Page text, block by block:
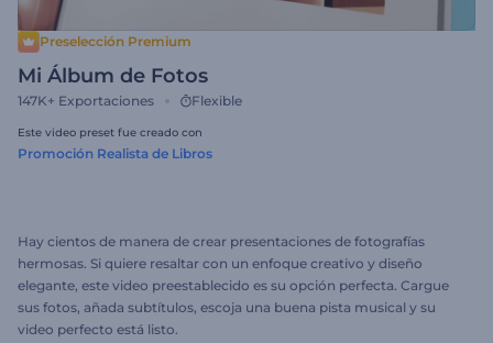
Preselección Premium
Mi Álbum de Fotos
147K+ Exportaciones Flexible
Este video preset fue creado con
Promoción Realista de Libros
Hay cientos de manera de crear presentaciones de fotografías
hermosas. Si quiere resaltar con un enfoque creativo y diseño
elegante, este video preestablecido es su opción perfecta. Cargue
sus fotos, añada subtítulos, escoja una buena pista musical y su
video perfecto está listo.